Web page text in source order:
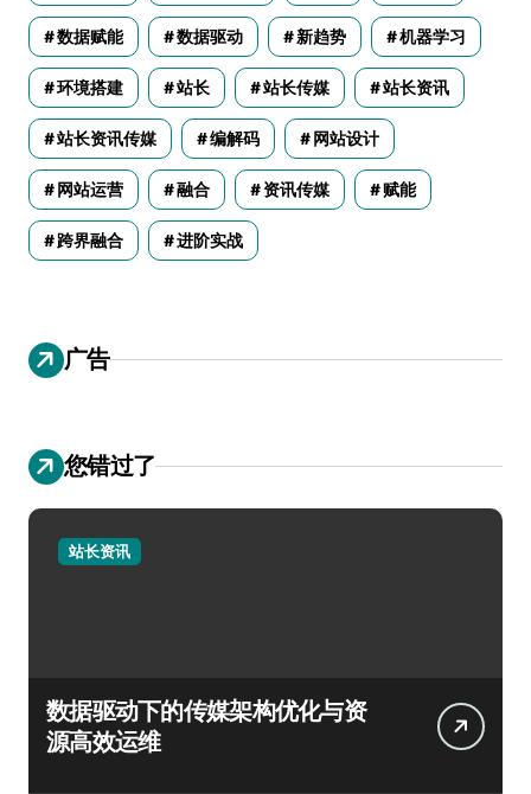
数据赋能 数据驱动 新趋势 机器学习
环境搭建 站长 站长传媒 站长资讯
站长资讯传媒 编解码 网站设计
网站运营 融合 资讯传媒 赋能
跨界融合 进阶实战
广告
您错过了
站长资讯
数据驱动下的传媒架构优化与资
源高效运维